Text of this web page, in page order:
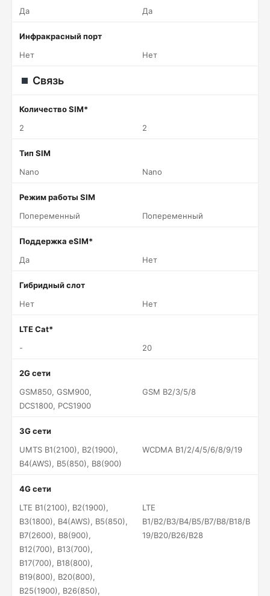
Да
Да
Инфракрасный порт
Нет
Нет
Связь
Количество SIM*
2
2
Тип SIM
Nano
Nano
Режим работы SIM
Попеременный
Попеременный
Поддержка eSIM*
Да
Нет
Гибридный слот
Нет
Нет
LTE Cat*
-
20
2G сети
GSM850, GSM900,
DCS1800, PCS1900
GSM B2/3/5/8
3G сети
UMTS B1(2100), B2(1900),
B4(AWS), B5(850), B8(900)
WCDMA B1/2/4/5/6/8/9/19
4G сети
LTE B1(2100), B2(1900),
B3(1800), B4(AWS), B5(850),
B7(2600), B8(900),
B12(700), B13(700),
B17(700), B18(800),
B19(800), B20(800),
B25(1900), B26(850),
LTE
B1/B2/B3/B4/B5/B7/B8/B18/B
19/B20/B26/B28